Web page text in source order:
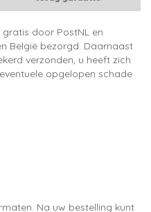
door PostNL en
België bezorgd. Daarnaast
verzonden, u heeft zich
opgelopen schade
Na uw bestelling kunt